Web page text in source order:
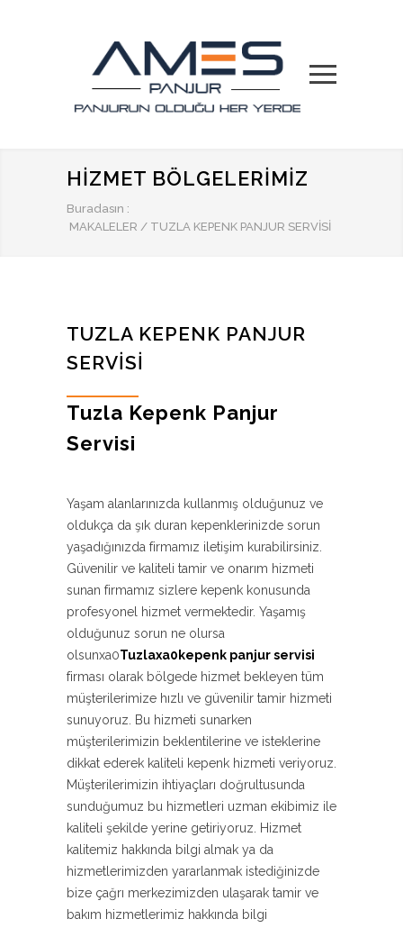
HIZMET BÖLGELERIMIZ
Buradasın :
MAKALELER / TUZLA KEPENK PANJUR SERVISI
TUZLA KEPENK PANJUR
SERVISI
Tuzla Kepenk Panjur
Servisi
Yaşam alanlarınızda kullanmış olduğunuz ve
oldukça da şık duran kepenklerinizde sorun
yaşadığınızda firmamız iletişim kurabilirsiniz.
Güvenilir ve kaliteli tamir ve onarım hizmeti
sunan firmamız sizlere kepenk konusunda
profesyonel hizmet vermektedir. Yaşamış
olduğunuz sorun ne olursa
olsunxa0Tuzlaxa0kepenk panjur servisi
firması olarak bölgede hizmet bekleyen tüm
müşterilerimize hızlı ve güvenilir tamir hizmeti
sunuyoruz. Bu hizmeti sunarken
müşterilerimizin beklentilerine ve isteklerine
dikkat ederek kaliteli kepenk hizmeti veriyoruz.
Müşterilerimizin ihtiyaçları doğrultusunda
sunduğumuz bu hizmetleri uzman ekibimiz ile
kaliteli şekilde yerine getiriyoruz. Hizmet
kalitemiz hakkında bilgi almak ya da
hizmetlerimizden yararlanmak istediğinizde
bize çağrı merkezimizden ulaşarak tamir ve
bakım hizmetlerimiz hakkında bilgi